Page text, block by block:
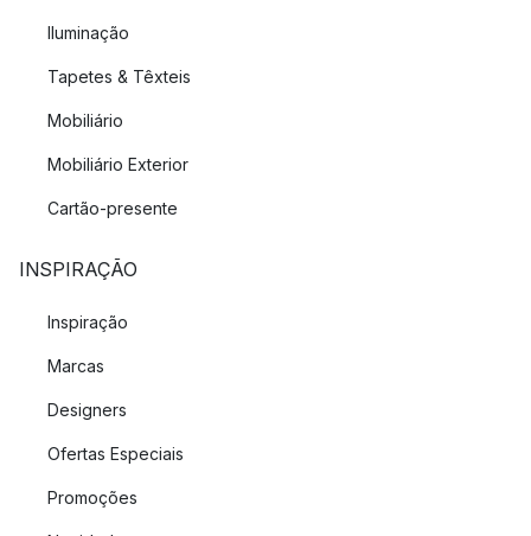
Iluminação
Tapetes & Têxteis
Mobiliário
Mobiliário Exterior
Cartão-presente
INSPIRAÇÃO
Inspiração
Marcas
Designers
Ofertas Especiais
Promoções